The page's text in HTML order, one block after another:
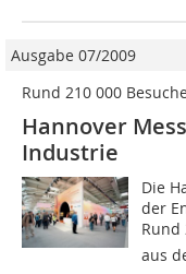
Ausgabe 07/2009
Rund 210 000
Hannover
Industrie
Die
der
Rund
aus